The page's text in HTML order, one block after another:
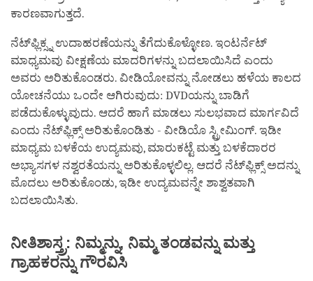
ಕಾರಣವಾಗುತ್ತದೆ.
ನೆಟ್‌ಫ್ಲಿಕ್ಸ್ನ ಉದಾಹರಣೆಯನ್ನು ತೆಗೆದುಕೊಳ್ಳೋಣ. ಇಂಟರ್ನೆಟ್
ಮಾಧ್ಯಮವು ವೀಕ್ಷಣೆಯ ಮಾದರಿಗಳನ್ನು ಬದಲಾಯಿಸಿದೆ ಎಂದು
ಅವರು ಅರಿತುಕೊಂಡರು. ವೀಡಿಯೋವನ್ನು ನೋಡಲು ಹಳೆಯ ಕಾಲದ
ಯೋಚನೆಯು ಒಂದೇ ಆಗಿರುವುದು: DVDಯನ್ನು ಬಾಡಿಗೆ
ಪಡೆದುಕೊಳ್ಳುವುದು. ಆದರೆ ಹಾಗೆ ಮಾಡಲು ಸುಲಭವಾದ ಮಾರ್ಗವಿದೆ
ಎಂದು ನೆಟ್‌ಫ್ಲಿಕ್ಸ್ ಅರಿತುಕೊಂಡಿತು - ವೀಡಿಯೊ ಸ್ಟ್ರೀಮಿಂಗ್. ಇಡೀ
ಮಾಧ್ಯಮ ಬಳಕೆಯ ಉದ್ಯಮವು, ಮಾರುಕಟ್ಟೆ ಮತ್ತು ಬಳಕೆದಾರರ
ಅಭ್ಯಾಸಗಳ ನಶ್ವರತೆಯನ್ನು ಅರಿತುಕೊಳ್ಳಲಿಲ್ಲ. ಆದರೆ ನೆಟ್‌ಫ್ಲಿಕ್ಸ್ ಅದನ್ನು
ಮೊದಲು ಅರಿತುಕೊಂಡು, ಇಡೀ ಉದ್ಯಮವನ್ನೇ ಶಾಶ್ವತವಾಗಿ
ಬದಲಾಯಿಸಿತು.
ನೀತಿಶಾಸ್ತ್ರ : ನಿಮ್ಮನ್ನು, ನಿಮ್ಮ ತಂಡವನ್ನು ಮತ್ತು
ಗ್ರಾಹಕರನ್ನು ಗೌರವಿಸಿ